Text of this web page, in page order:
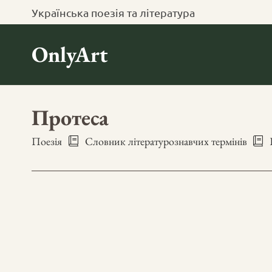
Українська поезія та література
OnlyArt
Протеса
Поезія Словник літературознавчих термінів